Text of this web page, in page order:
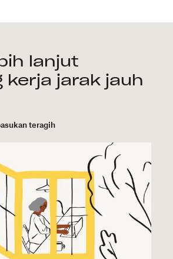
lanjut
jarak jauh
teragih